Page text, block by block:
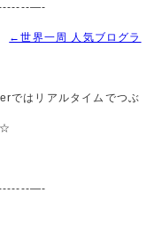
—-
←世界一周 人気ブログラ
ではリアルタイムでつぶ
☆
—-